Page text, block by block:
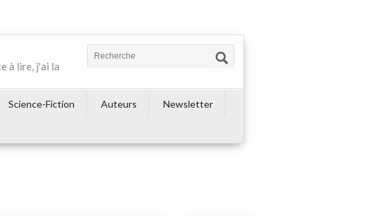
à lire, j'ai la
Science-Fiction Auteurs
Newsletter